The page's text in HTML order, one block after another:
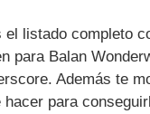
el listado completo
para Balan
Además te
hacer para